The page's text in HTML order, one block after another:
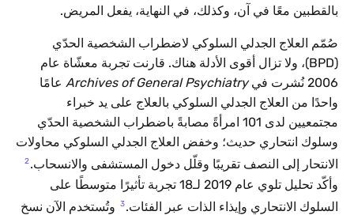
بالقطبين معًا في آن، وكذلك، في النهاية، يفعل المريض.
صُمّم العلاج الجدلي السلوكي لاضطراب الشخصية الحدّي
(BPD)، ولا تزال أقوى الأدلة هناك. قارنت تجربة معشّاة عام
2006 نُشرت في
Archives of General Psychiatry عامًا
واحدًا من العلاج الجدلي السلوكي بالعلاج على يد خبراء
مجتمعيين لدى 101 امرأةً مصابةً باضطراب الشخصية الحدّي
وسلوك انتحاري حديث؛ وخفض العلاج الجدلي السلوكي محاولات
الانتحار إلى النصف تقريبًا وقلّل دخول المستشفى والانسحاب. 2
وأكّد تحليل تلوي عام 2019 لـ18 تجربة تأثيرًا متوسطًا على
السلوك الانتحاري وإيذاء الذات عبر الفئات. 3 وتُستخدم الآن نسخ